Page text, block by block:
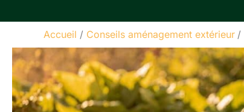
Accueil Conseils aménagement extérieur